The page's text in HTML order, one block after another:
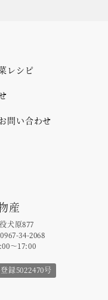
レシピ
問い合わせ
産
犬原877
34-2068
～17:00
録5022470号